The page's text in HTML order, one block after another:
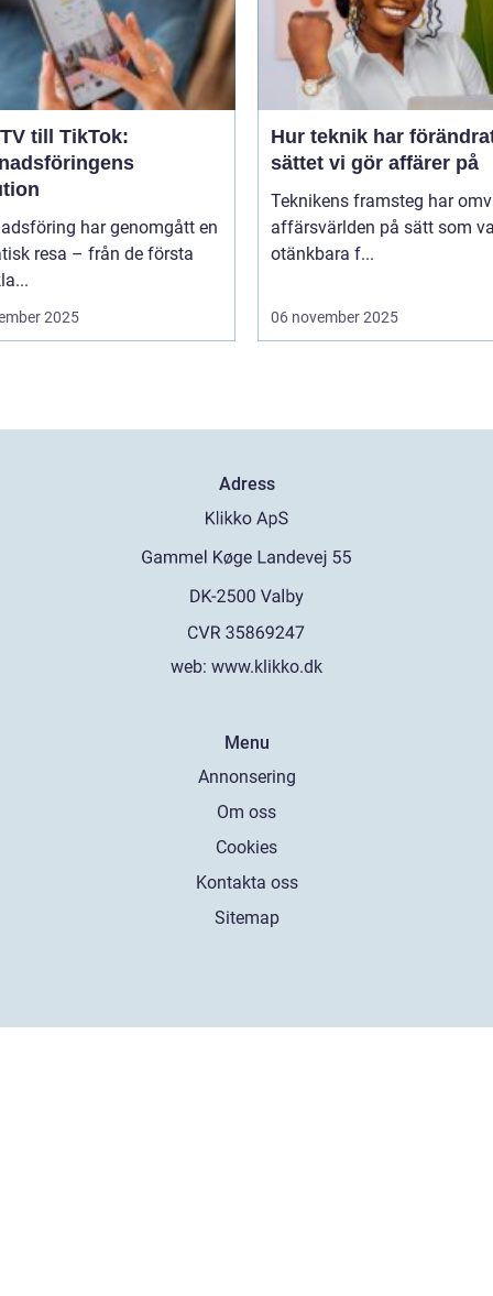
till TikTok:
har genomgått en
resa – från de första
2025
Hur teknik har
sättet vi gör affärer på
Teknikens framsteg har
affärsvärlden på sätt som
otänkbara f...
06 november 2025
Adress
web: www.klikko.dk
Menu
Annonsering
Om oss
Cookies
Kontakta oss
Sitemap